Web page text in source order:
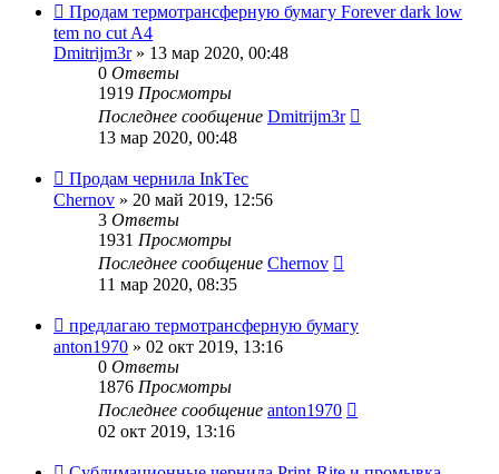
Продам термотрансферную бумагу Forever dark low
tem no cut A4
Dmitrijm3r» 13 мар 2020, 00:48
0 Ответы
1919 Просмотры
Последнее сообщение Dmitrijm3r
13 мар 2020, 00:48
Продам чернила InkTec
Chernov » 20 май 2019, 12:56
3 Ответы
1931 Просмотры
Последнее сообщение Chernov
11 мар 2020, 08:35
предлагаю термотрансферную бумагу
anton1970 » 02 окт 2019, 13:16
0 Ответы
1876 Просмотры
Последнее сообщение anton1970
02 окт 2019, 13:16